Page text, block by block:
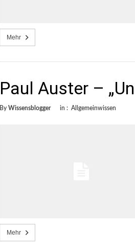
Mehr
Paul Auster –
By Wissensblogger in : Allgemeinwissen
Mehr